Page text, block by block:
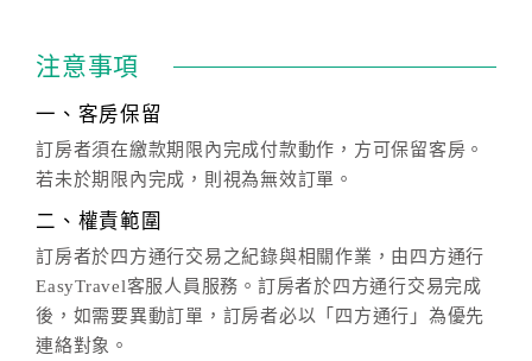
注意事項
一、客房保留
訂房者須在繳款期限內完成付款動作，方可保留客房。
若未於期限內完成，則視為無效訂單。
二、權責範圍
訂房者於四方通行交易之紀錄與相關作業，由四方通行
EasyTravel客服人員服務。訂房者於四方通行交易完成
後，如需要異動訂單，訂房者必以「四方通行」為優先
連絡對象。